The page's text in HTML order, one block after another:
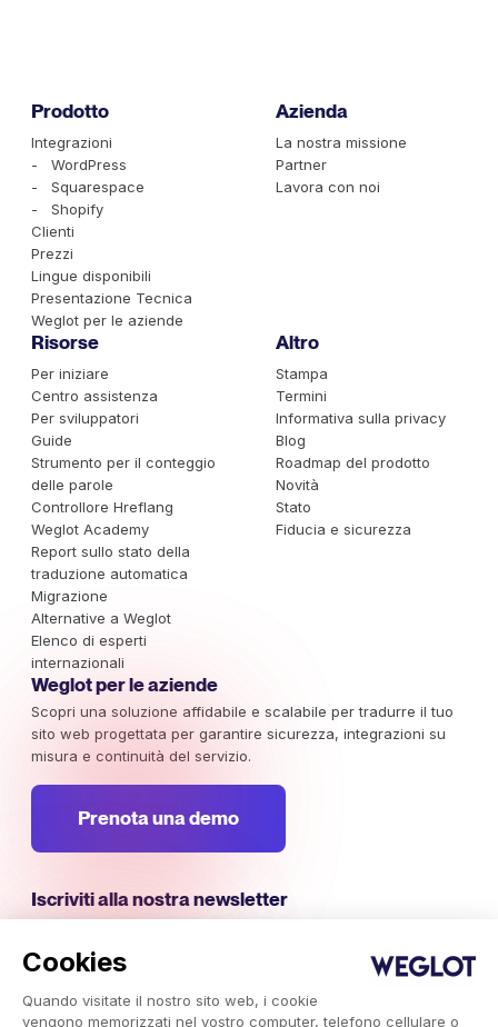
Cookies
Quando visitate il nostro sito web, i cookie
vengono memorizzati nel vostro computer, telefono cellulare o
Prodotto
Integrazioni
- WordPress
- Squarespace
- Shopify
Clienti
Prezzi
Lingue disponibili
Presentazione Tecnica
Weglot per le aziende
Azienda
La nostra missione
Partner
Lavora con noi
Risorse
Per iniziare
Centro assistenza
Per sviluppatori
Guide
Strumento per il conteggio
delle parole
Controllore Hreflang
Weglot Academy
Report sullo stato della
traduzione automatica
Migrazione
Alternative a Weglot
Elenco di esperti
internazionali
Altro
Stampa
Termini
Informativa sulla privacy
Blog
Roadmap del prodotto
Novità
Stato
Fiducia e sicurezza
Weglot per le aziende
Scopri una soluzione affidabile e scalabile per tradurre il tuo
sito web progettata per garantire sicurezza, integrazioni su
misura e continuità del servizio.
Prenota una demo
Iscriviti alla nostra newsletter
sulle tendenze e sulle informazioni che meritano la tua
attenzione.